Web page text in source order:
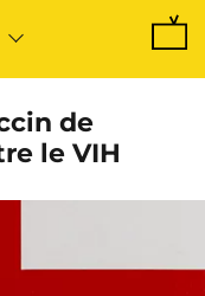
de
le VIH